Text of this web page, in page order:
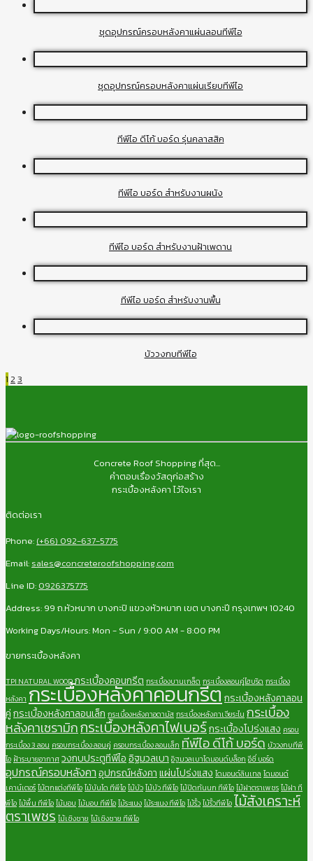
ชุดอุปกรณ์ครอบหลังคาแผ่นลอนทีพีไอ
ชุดอุปกรณ์ครอบหลังคาแผ่นเรียบทีพีไอ
ทีพีไอ ดีโก้ บอร์ด รุ่นคลาสสิค
ทีพีไอ บอร์ด สำหรับงานผนัง
ทีพีไอ บอร์ด สำหรับงานฝ้าเพดาน
ทีพีไอ บอร์ด สำหรับงานพื้น
บัววงกบทีพีไอ
1 2 3
Concrete Roof Shopping ที่สุด...
คำตอบเรื่องวัสดุก่อสร้าง
กระเบื้องหลังคา ไว้ใจเรา
ติดต่อเรา
Phone: (+66) 092-637-5775
Email: sales@concreteroofshopping.com
Line ID: 0926375775
Address: 99 ถ.หัวหมาก บางกะปิ แขวงหัวหมาก เขต บางกะปี กรุงเทพฯ 10240
Working Days/Hours: Mon - Sun / 9:00 AM - 8:00 PM
ขายกระเบื้องหลังคา
TPI NATURAL WOODกระเบื้องคอนกรีต กระเบื้องบานเกล็ด กระเบื้องลอนคู่ไฮบริด กระเบื้อง
หลังคา กระเบื้องหลังคาคอนกรีตกระเบื้องหลังคาลอน
คู่กระเบื้องหลังคาลอนเล็ก กระเบื้องหลังคาอดามัสกระเบื้องหลังคาเจียระไน กระเบื้อง
หลังคาเซรามิกกระเบื้องหลังคาไฟเบอร์กระเบื้องโปร่งแสง ครอบ
กระเบื้อง 3 ลอน ครอบกระเบื้อง ลอนคู่ ครอบกระเบื้อง ลอนเล็ก ทีพีไอ ดีโก้ บอร์ด บัววงกบทีพี
ไอ ฝ้าระบายอากาศวงกบประตูทีพีไออิฐมวลเบา อิฐมวลเบาไดมอนด์บล็อก อีซี่ บอร์ด
อุปกรณ์ครอบหลังคาอุปกรณ์หลังคาแผ่นโปร่งแสง ไดมอนด์ลินเทล ไดมอนด์
เคาน์เตอร์ไม้ตกแต่งทีพีไอไม้บันได ทีพีไอไม้บัวไม้บัว ทีพีไอไม้ปิดกันนก ทีพีไอไม้ฝาตราเพชรไม้ฝา ที
พีไอไม้พื้น ทีพีไอไม้มอบ ไม้มอบ ทีพีไอไม้ระแนงไม้ระแนง ทีพีไอไม้รั้วไม้รั้วทีพีไอไม้สังเคราะห์
ตราเพชรไม้เชิงชาย ไม้เชิงชาย ทีพีไอ